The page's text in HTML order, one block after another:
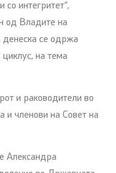
со интегритет“,
од Владите на
се одржа
циклус, на тема
и раководители во
и членови на Совет на
Александра